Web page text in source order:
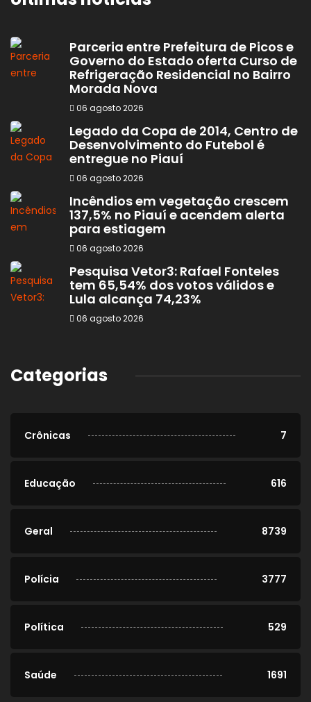
Parceria entre Prefeitura de Picos e
Governo do Estado oferta Curso de
Refrigeração Residencial no Bairro
Morada Nova
06 agosto 2026
Legado da Copa de 2014, Centro de
Desenvolvimento do Futebol é
entregue no Piauí
06 agosto 2026
Incêndios em vegetação crescem
137,5% no Piauí e acendem alerta
para estiagem
06 agosto 2026
Pesquisa Vetor3: Rafael Fonteles
tem 65,54% dos votos válidos e
Lula alcança 74,23%
06 agosto 2026
Categorias
Crônicas 7
Educação 616
Geral 8739
Polícia 3777
Política 529
Saúde 1691